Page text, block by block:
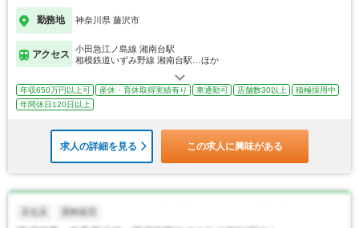
勤務地 神奈川県 藤沢市
アクセス
小田急江ノ島線 湘南台駅
相模鉄道いずみ野線 湘南台駅…ほか
年収650万円以上可 産休・育休取得実績有り 車通勤可 店舗数30以上
積極採用中
年間休日120日以上
求人の詳細を見る この求人に興味がある